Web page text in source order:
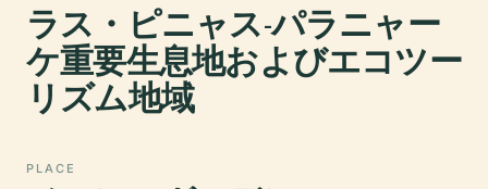
ラス・ピニャス-パラニャー
ケ重要生息地およびエコツー
リズム地域
PLACE